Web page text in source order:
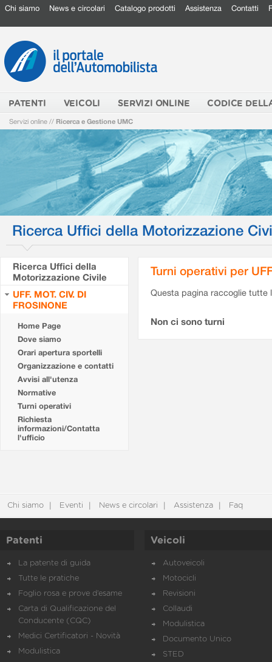
Chi siamo News e circolari Catalogo prodotti Assistenza Contatti
PATENTI VEICOLI SERVIZI ONLINE CODICE
Servizi online // Ricerca e Gestione UMC
Ricerca Uffici della Motorizzazione
Ricerca Uffici della
Motorizzazione Civile
UFF. MOT. CIV. DI
FROSINONE
Home Page
Dove siamo
Orari apertura sportelli
Organizzazione e contatti
Avvisi all'utenza
Normative
Turni operativi
Richiesta
informazioni/Contatta
l'ufficio
Turni operativi per
Questa pagina raccoglie tutte
Non ci sono turni
Chi siamo Eventi News e circolari Assistenza Faq
Patenti
La patente di guida
Tutte le pratiche
Foglio rosa e prove d’esame
Carta di Qualificazione del
Conducente (CQC)
Medici Certificatori - Novità
Modulistica
Veicoli
Autoveicoli
Motocicli
Revisioni
Collaudi
Modulistica
Documento Unico
STED